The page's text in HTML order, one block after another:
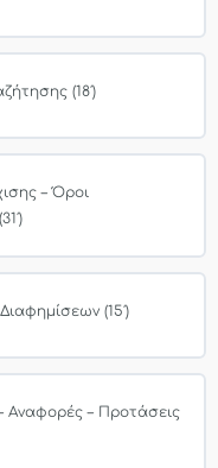
(18′)
– Όροι
(15′)
– Προτάσεις